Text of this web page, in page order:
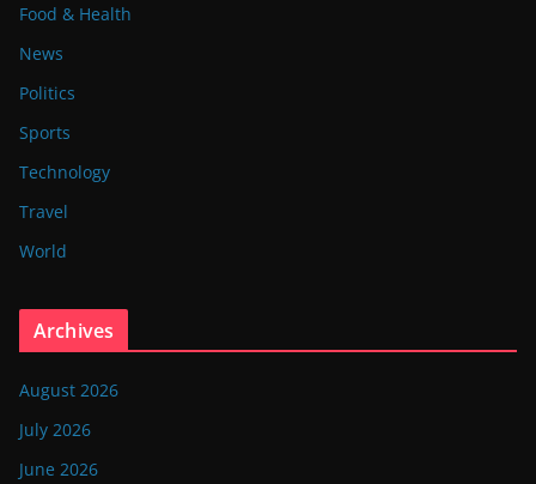
Food & Health
News
Politics
Sports
Technology
Travel
World
Archives
August 2026
July 2026
June 2026